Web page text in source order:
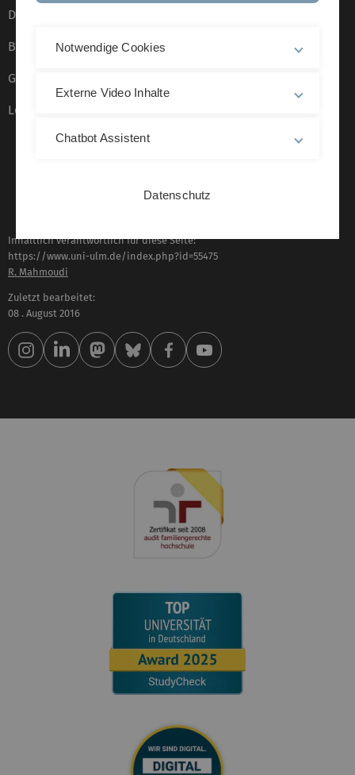
Datenschutz
Barrierefreiheit
Gebärdensprache
Leichte Sprache
Inhaltlich verantwortlich für diese Seite:
https://www.uni-ulm.de/index.php?id=55475
R. Mahmoudi
Zuletzt bearbeitet:
08 . August 2016
Notwendige Cookies
Externe Video Inhalte
Chatbot Assistent
Datenschutz